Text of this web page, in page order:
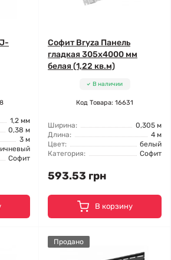
1,2 мм
0,38 м
3 м
Софит
Софит Bryza Панель
гладкая 305х4000 мм
белая (1,22 кв.м)
В наличии
Код Товара: 16631
Ширина:
0,305 м
Длина:
4 м
Цвет:
белый
Категория:
Софит
593.53 грн
В корзину
Продано